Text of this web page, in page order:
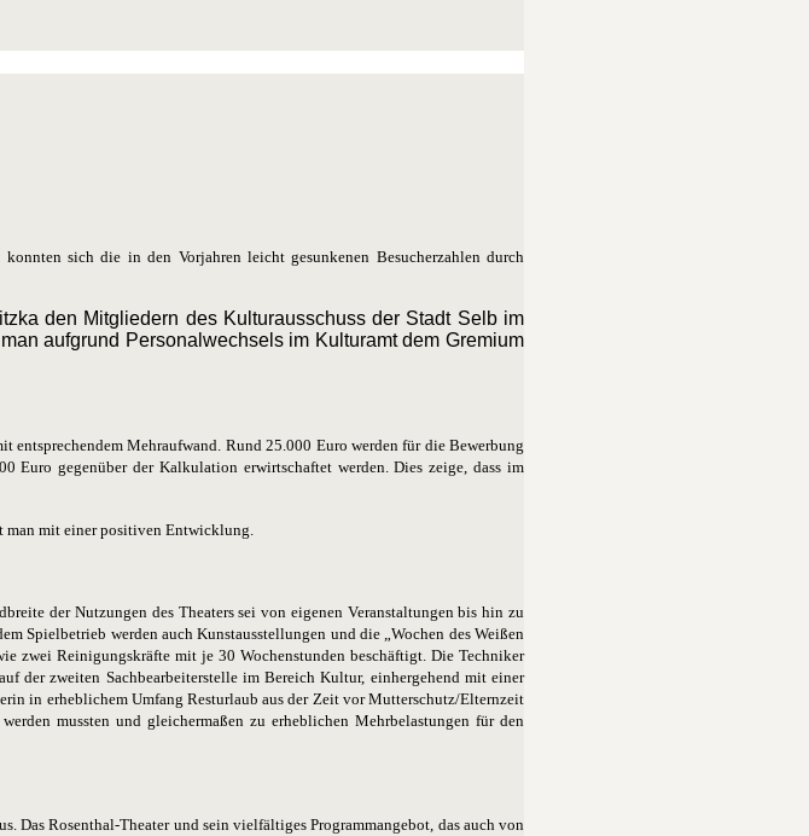
sich die in den Vorjahren leicht gesunkenen Besucherzahlen durch
den Mitgliedern des Kulturausschuss der Stadt Selb im
aufgrund Personalwechsels im Kulturamt dem Gremium
entsprechendem Mehraufwand. Rund 25.000 Euro werden für die Bewerbung
Euro gegenüber der Kalkulation erwirtschaftet werden. Dies zeige, dass im
man mit einer positiven Entwicklung.
der Nutzungen des Theaters sei von eigenen Veranstaltungen bis hin zu
werden auch Kunstausstellungen und die „Wochen des Weißen
zwei Reinigungskräfte mit je 30 Wochenstunden beschäftigt. Die Techniker
der zweiten Sachbearbeiterstelle im Bereich Kultur, einhergehend mit einer
in erheblichem Umfang Resturlaub aus der Zeit vor Mutterschutz/Elternzeit
mussten und gleichermaßen zu erheblichen Mehrbelastungen für den
Das Rosenthal-Theater und sein vielfältiges Programmangebot, das auch von